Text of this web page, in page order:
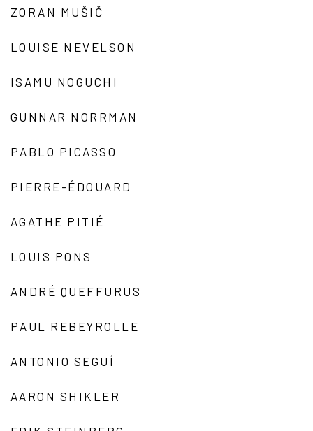
ZORAN MUŠIČ
LOUISE NEVELSON
ISAMU NOGUCHI
GUNNAR NORRMAN
PABLO PICASSO
PIERRE-ÉDOUARD
AGATHE PITIÉ
LOUIS PONS
ANDRÉ QUEFFURUS
PAUL REBEYROLLE
ANTONIO SEGUÍ
AARON SHIKLER